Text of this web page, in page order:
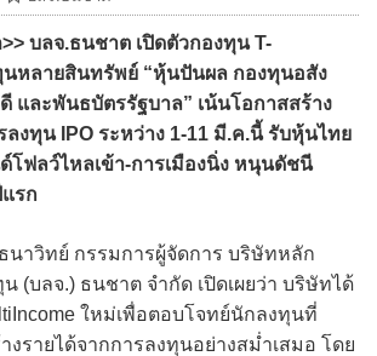
บลจ.ธนชาต เปิดตัวกองทุน T-
นหลายสินทรัพย์ “หุ้นปันผล กองทุนอสัง
และพันธบัตรรัฐบาล” เน้นโอกาสสร้าง
ลงทุน IPO ระหว่าง 1-11 มี.ค.นี้ รับหุ้นไทย
โฟลว์ไหลเข้า-การเมืองนิ่ง หนุนดัชนี
รก
นาวิทย์ กรรมการผู้จัดการ บริษัทหลัก
(บลจ.) ธนชาต จำกัด เปิดเผยว่า บริษัทได้
ใหม่เพื่อตอบโจทย์นักลงทุนที่
งรายได้จากการลงทุนอย่างสม่ำเสมอ โดย